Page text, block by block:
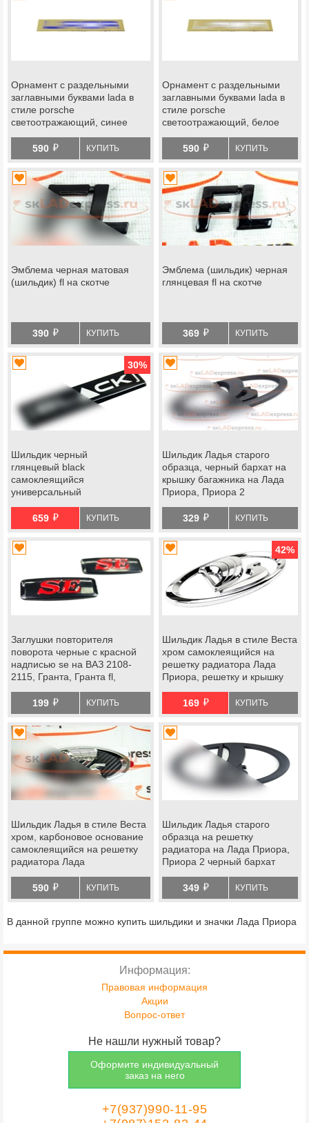
Орнамент с раздельными
заглавными буквами lada в
стиле porsche
светоотражающий, синее
590 й КУПИТЬ
Орнамент с раздельными
заглавными буквами lada в
стиле porsche
светоотражающий, белое
590 й КУПИТЬ
Эмблема черная матовая
(шильдик) fl на скотче
390 й КУПИТЬ
Эмблема (шильдик) черная
глянцевая fl на скотче
369 й КУПИТЬ
30%
Шильдик черный
глянцевый black
самоклеящийся
универсальный
659 й КУПИТЬ
Шильдик Ладья старого
образца, черный бархат на
крышку багажника на Лада
Приора, Приора 2
329 й КУПИТЬ
Заглушки повторителя
поворота черные с красной
надписью se на ВАЗ 2108-
2115, Гранта, Гранта fl,
199 й КУПИТЬ
42%
Шильдик Ладья в стиле Веста
хром самоклеящийся на
решетку радиатора Лада
Приора, решетку и крышку
169 й КУПИТЬ
Шильдик Ладья в стиле Веста
хром, карбоновое основание
самоклеящийся на решетку
радиатора Лада
багажника Гранта, Калина 2
590 й КУПИТЬ
Шильдик Ладья старого
образца на решетку
радиатора на Лада Приора,
Приора 2 черный бархат
349 й КУПИТЬ
В данной группе можно купить шильдики и значки Лада Приора
+7(937)990-11-95
Информация:
Правовая информация
Акции
Вопрос-ответ
Не нашли нужный товар?
Оформите индивидуальный
заказ на него